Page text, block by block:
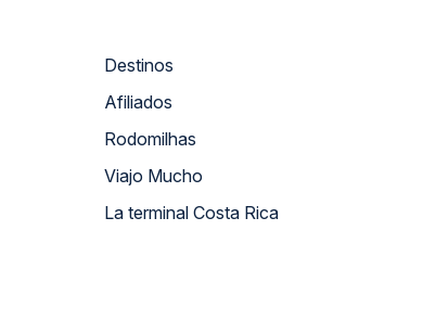
Destinos
Afiliados
Rodomilhas
Viajo Mucho
La terminal Costa Rica